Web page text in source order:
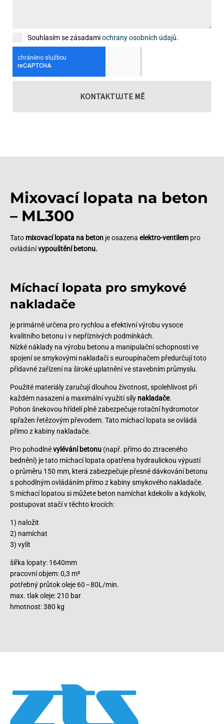
Souhlasím se zásadamiochrany osobních údajů.
KONTAKTUJTE MĚ
Mixovací lopata na beton
– ML300
Tato mixovací lopata na beton je osazena elektro-ventilem pro
ovládánívypouštění betonu.
Míchací lopata pro smykové
nakladače
je primárně určena pro rychlou a efektivní výrobu vysoce
kvalitního betonu i v nepříznivých podmínkách.
Nízké náklady na výrobu betonu a manipulační schopnosti ve
spojení se smykovými nakladači s euroupínačem předurčují toto
přídavné zařízení na široké uplatnění ve stavebním průmyslu.
Použité materiály zaručují dlouhou životnost, spolehlivost při
každém nasazení a maximální využití síly nakladače.
Pohon šnekovou hřídelí plně zabezpečuje rotační hydromotor
spřažen řetězovým převodem. Tato míchací lopata se ovládá
přímo z kabiny nakladače.
Pro pohodlnévylévání betonu (např. přímo do ztraceného
bednění) je tato míchací lopata opatřena hydraulickou výpustí
o průměru 150 mm, která zabezpečuje přesné dávkování betonu
s pohodlným ovládáním přímo z kabiny smykového nakladače.
S míchací lopatou si můžete beton namíchat kdekoliv a kdykoliv,
postupovat stačí v těchto krocích:
1) naložit
2) namíchat
3) vylít
šířka lopaty: 1640mm
pracovní objem: 0,3 m³
potřebný průtok oleje 60 – 80L/min.
max. tlak oleje: 210 bar
hmotnost: 380 kg